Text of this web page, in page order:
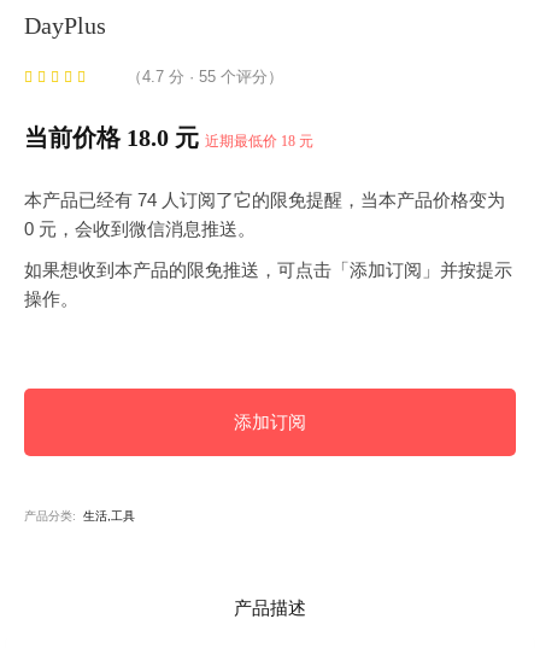
DayPlus
（4.7 分 · 55 个评分）
当前价格 18.0 元 近期最低价 18 元
本产品已经有 74 人订阅了它的限免提醒，当本产品价格变为
0 元，会收到微信消息推送。
如果想收到本产品的限免推送，可点击「添加订阅」并按提示
操作。
添加订阅
产品分类: 生活,工具
产品描述